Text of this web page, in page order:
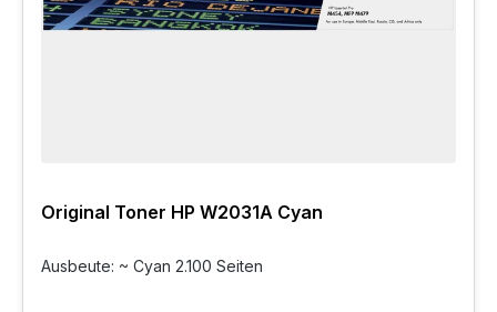
Original Toner HP W2031A Cyan
Ausbeute: ~ Cyan 2.100 Seiten